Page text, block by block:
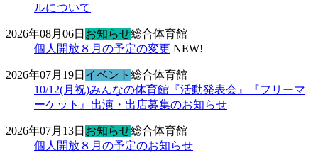
ルについて
2026年08月06日 お知らせ総合体育館
個人開放８月の予定の変更 NEW!
2026年07月19日 イベント 総合体育館
10/12(月祝)みんなの体育館『活動発表会』『フリーマ
ーケット』出演・出店募集のお知らせ
2026年07月13日 お知らせ総合体育館
個人開放８月の予定のお知らせ